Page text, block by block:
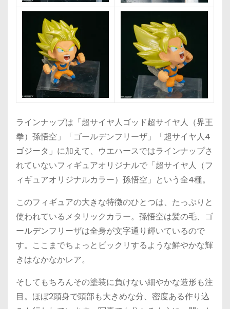
ラインナップは「超サイヤ人ゴッド超サイヤ人（界王
拳）孫悟空」「ゴールデンフリーザ」「超サイヤ人4
ゴジータ」に加えて、ウエハースではラインナップさ
れていないフィギュアオリジナルで「超サイヤ人（フ
ィギュアオリジナルカラー）孫悟空」という全4種。
このフィギュアの大きな特徴のひとつは、たっぷりと
使われているメタリックカラー。孫悟空は髪の毛、ゴ
ールデンフリーザは全身が文字通り輝いているので
す。ここまでちょっとビックリするような鮮やかな輝
きはなかなかレア。
そしてもちろんその塗装に負けない細やかな造形も注
目。ほぼ2頭身で頭部も大きめな分、密度ある作り込